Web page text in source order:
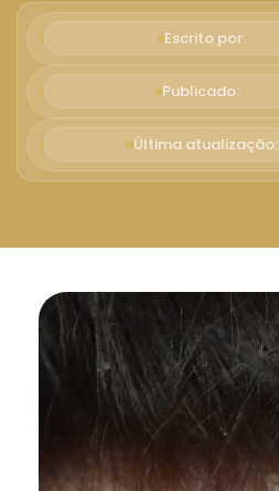
Escrito por:
Publicado:
Última atualização: